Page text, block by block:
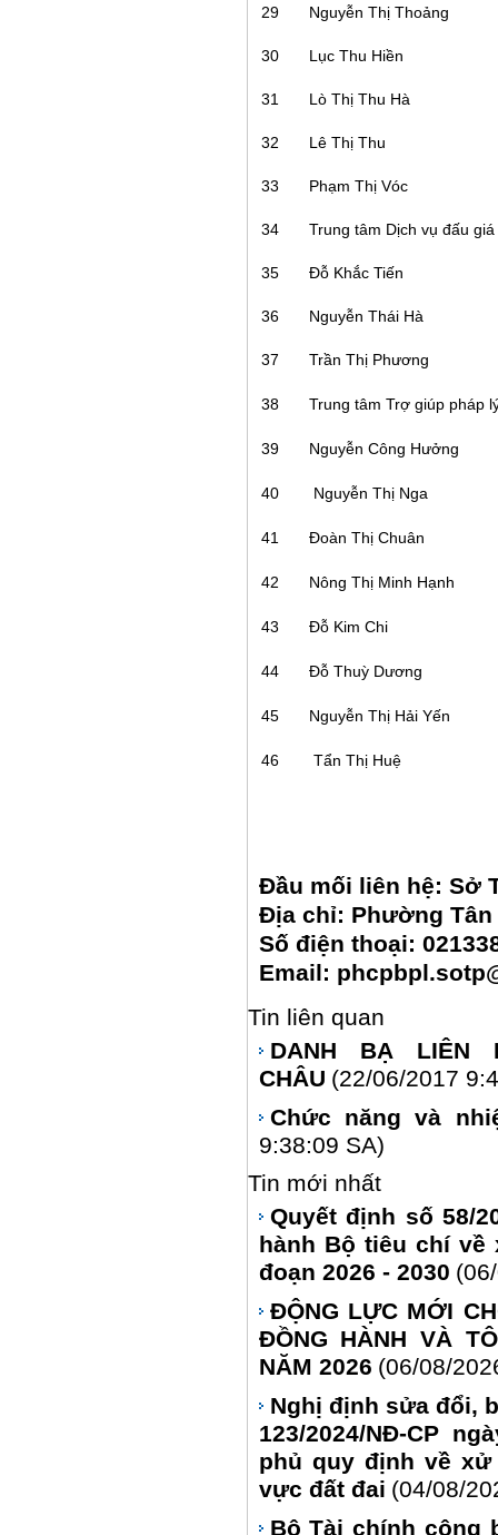
29 Nguyễn Thị Thoảng
30 Lục Thu Hiền
31 Lò Thị Thu Hà
32 Lê Thị Thu
33 Phạm Thị Vóc
34 Trung tâm Dịch vụ đấu
35 Đỗ Khắc Tiến
36 Nguyễn Thái Hà
37 Trần Thị Phương
38 Trung tâm Trợ giúp pháp
39 Nguyễn Công Hưởng
40 Nguyễn Thị Nga
41 Đoàn Thị Chuân
42 Nông Thị Minh Hạnh
43 Đỗ Kim Chi
44 Đỗ Thuỳ Dương
45 Nguyễn Thị Hải Yến
46 Tẩn Thị Huệ
Đầu mối liên hệ: Sở
Địa chỉ: Phường Tân
Số điện thoại:
Email:
Tin liên quan
DANH BẠ LIÊN
CHÂU (22/06/2017
Chức năng và
9:38:09 SA)
Tin mới nhất
Quyết định số 58/
hành Bộ tiêu chí
đoạn 2026 - 2030
ĐỘNG LỰC MỚI
ĐỒNG HÀNH VÀ
NĂM 2026 (06/08/
Nghị định sửa đổi,
123/2024/NĐ-CP
phủ quy định về
vực đất đai (04/08/
Bộ Tài chính công